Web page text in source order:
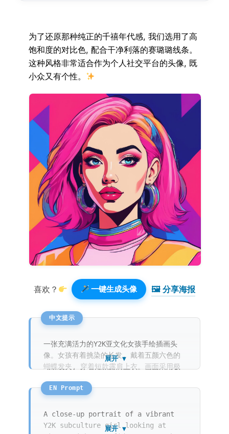
为了还原那种纯正的千禧年代感, 我们选用了高
饱和度的对比色, 配合干净利落的赛璐璐线条。
这种风格非常适合作为个人社交平台的头像, 既
小众又有个性。
喜欢？ 一键生成头像 🖼 分享海报️
一张充满活力的Y2K亚文化女孩手绘插画头
像。女孩有着挑染的长发, 戴着五颜六色的
蝴蝶发夹, 穿着短款露肩上衣。画面采用极
拥有清晰的线条和赛璐璐阴影。背景是纯净的
亮粉色, 整体呈现出2000年代的时装美学和
高对比度的视觉冲击力。
展开 ▼
A close-up portrait of a vibrant
Y2K subculture girl looking at
展开 ▼